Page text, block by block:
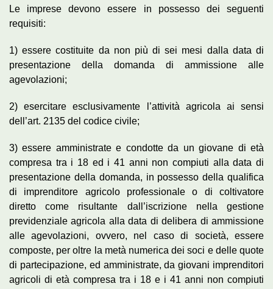
Le imprese devono essere in possesso dei seguenti
requisiti:
1) essere costituite da non più di sei mesi dalla data di
presentazione della domanda di ammissione alle
agevolazioni;
2) esercitare esclusivamente l’attività agricola ai sensi
dell’art. 2135 del codice civile;
3) essere amministrate e condotte da un giovane di età
compresa tra i 18 ed i 41 anni non compiuti alla data di
presentazione della domanda, in possesso della qualifica
di imprenditore agricolo professionale o di coltivatore
diretto come risultante dall’iscrizione nella gestione
previdenziale agricola alla data di delibera di ammissione
alle agevolazioni, ovvero, nel caso di società, essere
composte, per oltre la metà numerica dei soci e delle quote
di partecipazione, ed amministrate, da giovani imprenditori
agricoli di età compresa tra i 18 e i 41 anni non compiuti